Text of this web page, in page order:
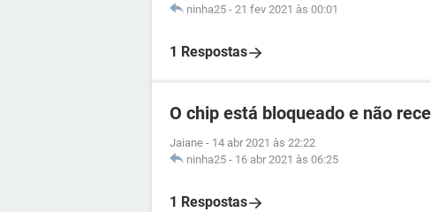
ninha25 - 21 fev 2021 às 00:01
1 Respostas
O chip está bloqueado e não
Jaiane - 14 abr 2021 às 22:22
ninha25 - 16 abr 2021 às 06:25
1 Respostas